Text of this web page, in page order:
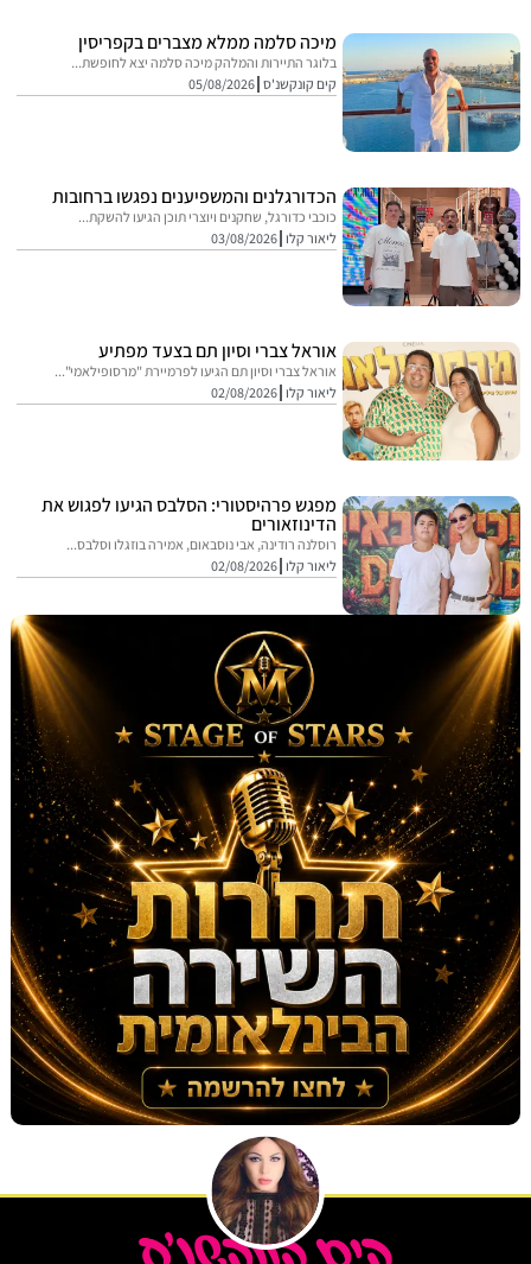
מיכה סלמה ממלא מצברים בקפריסין
בלוגר התיירות והמלהק מיכה סלמה יצא לחופשת...
קים קונקשנ'ס 05/08/2026
הכדורגלנים והמשפיענים נפגשו ברחובות
כוכבי כדורגל, שחקנים ויוצרי תוכן הגיעו להשקת...
ליאור קלו 03/08/2026
אוראל צברי וסיון תם בצעד מפתיע
אוראל צברי וסיון תם הגיעו לפרמיירת "מרסופילאמי"...
ליאור קלו 02/08/2026
מפגש פרהיסטורי: הסלבס הגיעו לפגוש את
הדינוזאורים
רוסלנה רודינה, אבי נוסבאום, אמירה בוזגלו וסלבס...
ליאור קלו 02/08/2026